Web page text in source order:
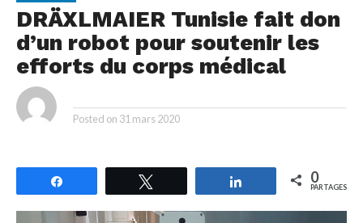
DRÄXLMAIER Tunisie fait don
d’un robot pour soutenir les
efforts du corps médical
Posted on 31 mars 2020
Partagez 0
PARTAGES